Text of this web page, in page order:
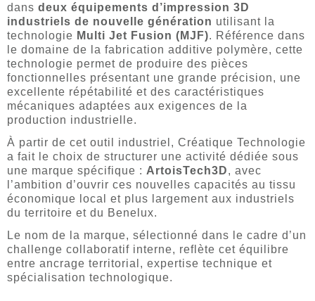
dans deux équipements d’impression 3D
industriels de nouvelle génération utilisant la
technologie Multi Jet Fusion (MJF). Référence dans
le domaine de la fabrication additive polymère, cette
technologie permet de produire des pièces
fonctionnelles présentant une grande précision, une
excellente répétabilité et des caractéristiques
mécaniques adaptées aux exigences de la
production industrielle.
À partir de cet outil industriel, Créatique Technologie
a fait le choix de structurer une activité dédiée sous
une marque spécifique : ArtoisTech3D, avec
l’ambition d’ouvrir ces nouvelles capacités au tissu
économique local et plus largement aux industriels
du territoire et du Benelux.
Le nom de la marque, sélectionné dans le cadre d’un
challenge collaboratif interne, reflète cet équilibre
entre ancrage territorial, expertise technique et
spécialisation technologique.